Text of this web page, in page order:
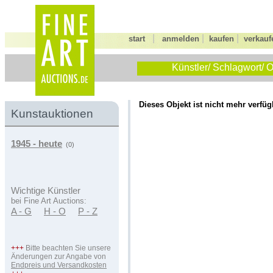
start anmelden kaufen
Künstler/ Schlagwort/
Kunstauktionen
1945 - heute (0)
Wichtige Künstler
bei Fine Art Auctions:
A - G H - O P - Z
+++ Bitte beachten Sie unsere
Änderungen zur Angabe von
Endpreis und Versandkosten
Dieses Objekt ist nicht mehr